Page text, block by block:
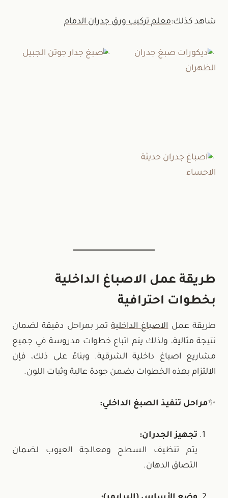
شاهد كذلك:معلم تركيب ورق جدران الدمام
طريقة عمل الاصباغ الداخلية
بخطوات احترافية
طريقة عملالاصباغ الداخليةتمر بمراحل دقيقة لضمان
نتيجة مثالية، ولذلك يتم اتباع خطوات مدروسة في جميع
مشاريع اصباغ داخلية الشرقية. وبناءً على ذلك، فإن
الالتزام بهذه الخطوات يضمن جودة عالية وثبات اللون.
✨مراحل تنفيذ الصبغ الداخلي:
تجهيز الجدران:
يتم تنظيف السطح ومعالجة العيوب لضمان
التصاق الدهان.